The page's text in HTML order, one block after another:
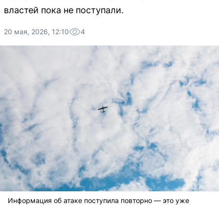
властей пока не поступали.
20 мая, 2026, 12:10 4
Информация об атаке поступила повторно — это уже